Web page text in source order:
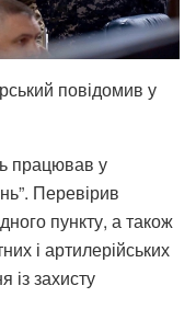
повідомив у
працював у
Перевірив
пункту, а також
і артилерійських
із захисту